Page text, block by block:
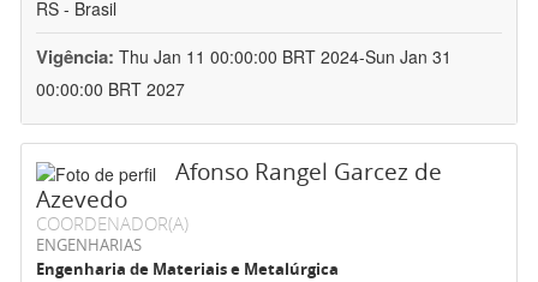
RS - Brasil
Vigência: Thu Jan 11 00:00:00 BRT 2024-Sun Jan 31
00:00:00 BRT 2027
Afonso Rangel Garcez de
Azevedo
COORDENADOR(A)
ENGENHARIAS
Engenharia de Materiais e Metalúrgica